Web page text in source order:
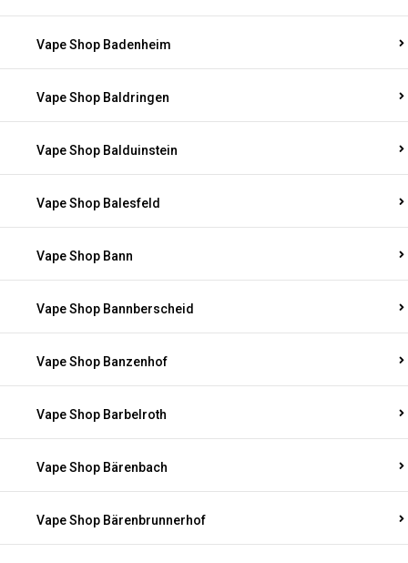
Vape Shop Badenheim
Vape Shop Baldringen
Vape Shop Balduinstein
Vape Shop Balesfeld
Vape Shop Bann
Vape Shop Bannberscheid
Vape Shop Banzenhof
Vape Shop Barbelroth
Vape Shop Bärenbach
Vape Shop Bärenbrunnerhof